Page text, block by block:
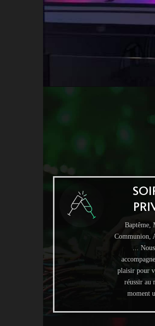
Baptême,
Communion,
...
plaisir pour
réussir au
moment